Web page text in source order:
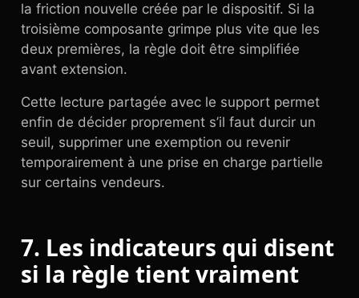
la friction nouvelle créée par le dispositif. Si la
troisième composante grimpe plus vite que les
deux premières, la règle doit être simplifiée
avant extension.
Cette lecture partagée avec le support permet
enfin de décider proprement s’il faut durcir un
seuil, supprimer une exemption ou revenir
temporairement à une prise en charge partielle
sur certains vendeurs.
7. Les indicateurs qui disent
si la règle tient vraiment